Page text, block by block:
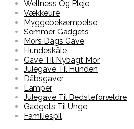
Wellness Og Pleje
Vækkeure
Myggebekæmpelse
Sommer Gadgets
Mors Dags Gave
Hundeskåle
Gave Til Nybagt Mor
Julegave Til Hunden
Dåbsgaver
Lamper
Julegave Til Bedsteforældre
Gadgets Til Unge
Familiespil